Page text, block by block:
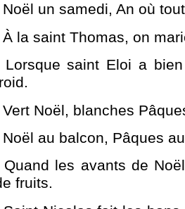
Noël un samedi, An où
À la saint Thomas, on
Lorsque saint Eloi a
Vert Noël, blanches
Noël au balcon, Pâques
Quand les avants de
fruits.